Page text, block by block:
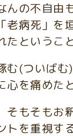
んの不自由
老病死」を
というこ
む(ついば
心を痛めた
そもそもお
トを重視